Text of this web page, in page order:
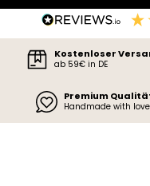
Kostenloser
ab 59€ in DE
Premium
Handmade with love